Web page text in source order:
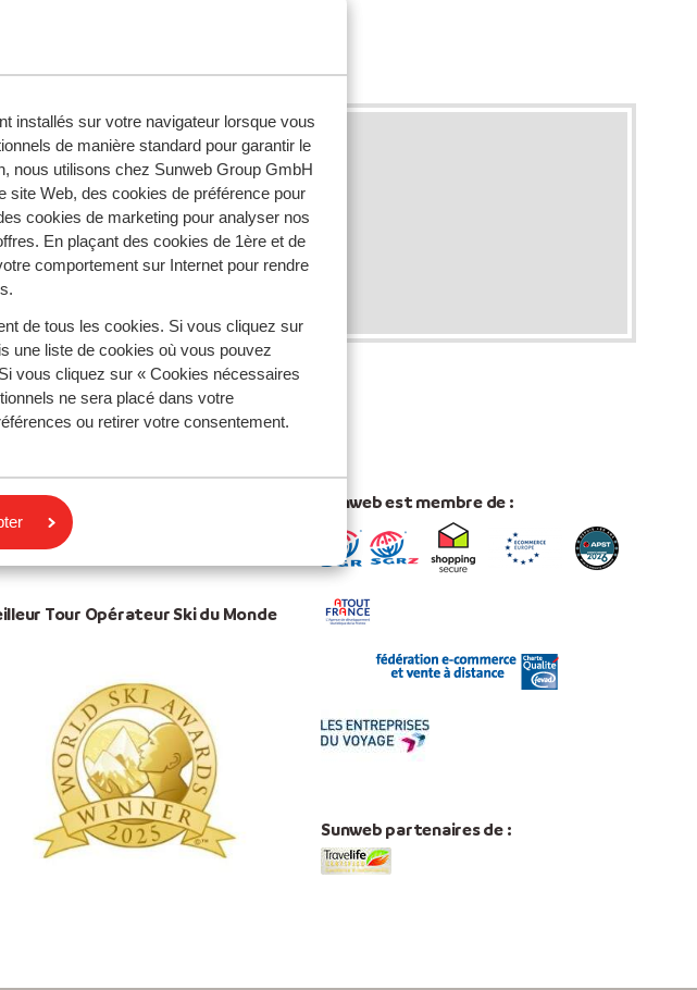
installés sur votre navigateur lorsque vous
de manière standard pour garantir le
nous utilisons chez Sunweb Group GmbH
site Web, des cookies de préférence pour
cookies de marketing pour analyser nos
En plaçant des cookies de 1ère et de
comportement sur Internet pour rendre
de tous les cookies. Si vous cliquez sur
une liste de cookies où vous pouvez
vous cliquez sur « Cookies nécessaires
ne sera placé dans votre
ou retirer votre consentement.
? Contactez-nous !
en Europe
particulières de Vente
nous !
Tour Opérateur Ski du Monde
Sunweb est membre de :
Sunweb partenaires de :